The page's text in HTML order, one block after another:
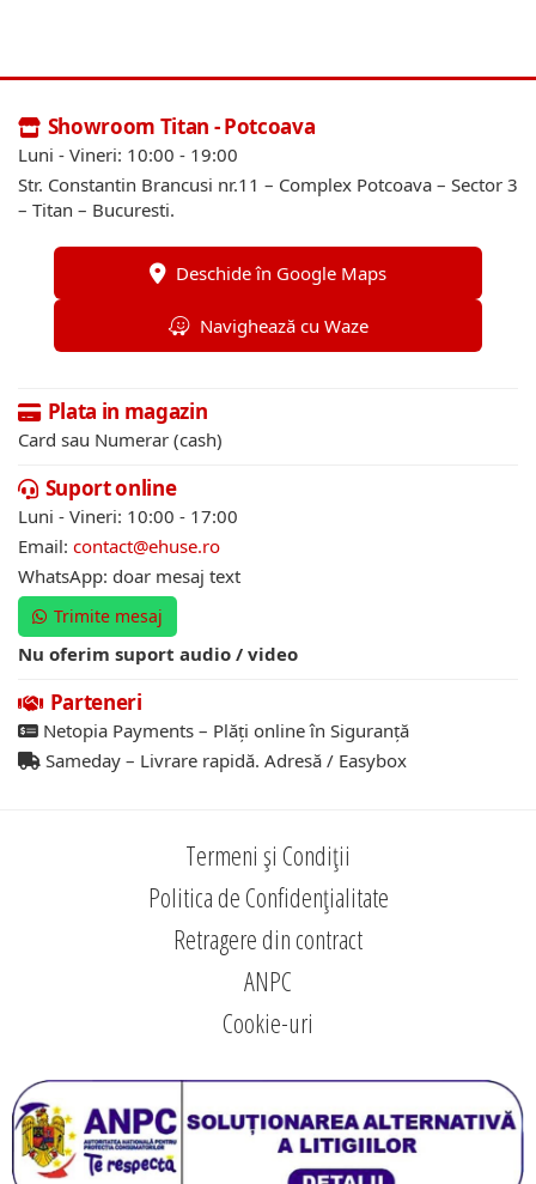
Showroom Titan - Potcoava
Luni - Vineri: 10:00 - 19:00
Str. Constantin Brancusi nr.11 – Complex Potcoava – Sector 3
– Titan – Bucuresti.
Deschide în Google Maps
Navighează cu Waze
Plata in magazin
Card sau Numerar (cash)
Suport online
Luni - Vineri: 10:00 - 17:00
Email: contact@ehuse.ro
WhatsApp: doar mesaj text
Trimite mesaj
Nu oferim suport audio / video
Parteneri
Netopia Payments – Plăți online în Siguranță
Sameday – Livrare rapidă. Adresă / Easybox
Termeni și Condiții
Politica de Confidențialitate
Retragere din contract
ANPC
Cookie-uri